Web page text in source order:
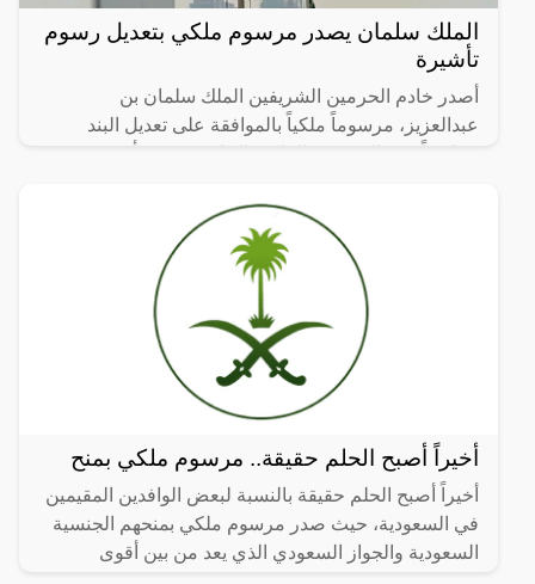
الملك سلمان يصدر مرسوم ملكي بتعديل رسوم
تأشيرة
أصدر خادم الحرمين الشريفين الملك سلمان بن
عبدالعزيز، مرسوماً ملكياً بالموافقة على تعديل البند
أخيراً أصبح الحلم حقيقة.. مرسوم ملكي بمنح
أخيراً أصبح الحلم حقيقة بالنسبة لبعض الوافدين المقيمين
في السعودية، حيث صدر مرسوم ملكي بمنحهم الجنسية
السعودية والجواز السعودي الذي يعد من بين أقوى